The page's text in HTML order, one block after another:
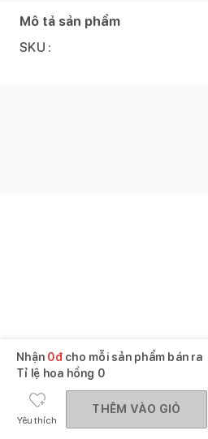
Mô tả sản phẩm
SKU :
Nhận 0đcho mỗi sản phẩm bán ra
Tỉ lệ hoa hồng 0
Yêu thích
THÊM VÀO GIỎ